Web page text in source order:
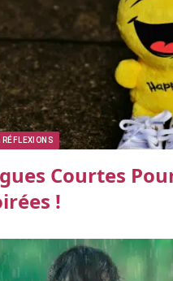
RÉFLEXIONS
Courtes
!